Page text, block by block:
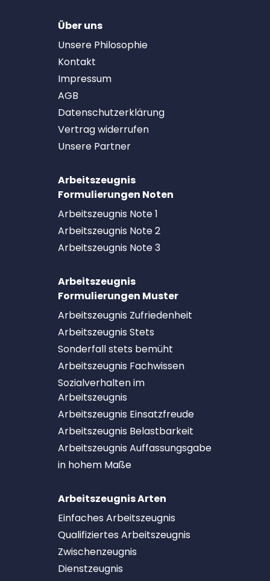
Über uns
Unsere Philosophie
Kontakt
Impressum
AGB
Datenschutzerklärung
Vertrag widerrufen
Unsere Partner
Arbeitszeugnis
Formulierungen Noten
Arbeitszeugnis Note 1
Arbeitszeugnis Note 2
Arbeitszeugnis Note 3
Arbeitszeugnis
Formulierungen Muster
Arbeitszeugnis Zufriedenheit
Arbeitszeugnis Stets
Sonderfall stets bemüht
Arbeitszeugnis Fachwissen
Sozialverhalten im
Arbeitszeugnis
Arbeitszeugnis Einsatzfreude
Arbeitszeugnis Belastbarkeit
Arbeitszeugnis Auffassungsgabe
in hohem Maße
Arbeitszeugnis Arten
Einfaches Arbeitszeugnis
Qualifiziertes Arbeitszeugnis
Zwischenzeugnis
Dienstzeugnis